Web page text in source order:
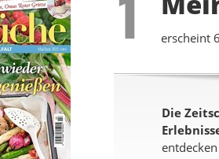
erscheint
Die